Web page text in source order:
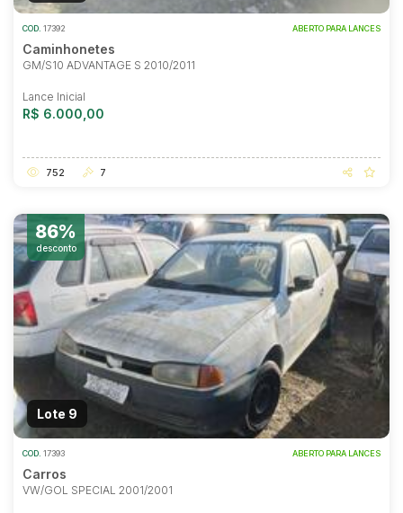
COD. 17392 ABERTO PARA LANCES
Caminhonetes
GM/S10 ADVANTAGE S 2010/2011
Lance Inicial
R$ 6.000,00
752 7
86%
desconto
Lote 9
COD. 17393 ABERTO PARA LANCES
Carros
VW/GOL SPECIAL 2001/2001